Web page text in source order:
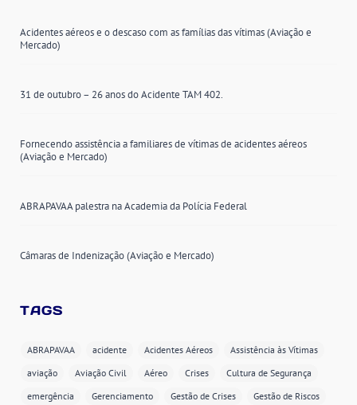
Acidentes aéreos e o descaso com as famílias das vítimas (Aviação e
Mercado)
31 de outubro – 26 anos do Acidente TAM 402.
Fornecendo assistência a familiares de vítimas de acidentes aéreos
(Aviação e Mercado)
ABRAPAVAA palestra na Academia da Polícia Federal
Câmaras de Indenização (Aviação e Mercado)
TAGS
ABRAPAVAA acidente Acidentes Aéreos
Assistência às Vítimas
aviação
Aviação Civil Aéreo Crises
Cultura de Segurança
emergência
Gerenciamento Gestão de Crises
Gestão de Riscos